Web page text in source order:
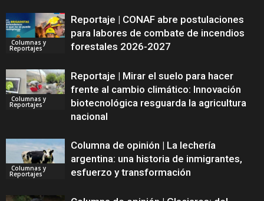
Columnas y
Reportajes
Reportaje | CONAF abre postulaciones
para labores de combate de incendios
forestales 2026-2027
Columnas y
Reportajes
Reportaje | Mirar el suelo para hacer
frente al cambio climático: Innovación
biotecnológica resguarda la agricultura
nacional
Columnas y
Reportajes
Columna de opinión | La lechería
argentina: una historia de inmigrantes,
esfuerzo y transformación